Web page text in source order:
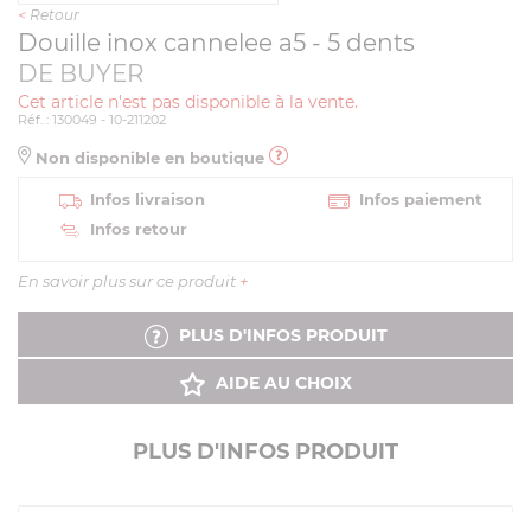
< Retour
Douille inox cannelee a5 - 5 dents
DE BUYER
Cet article n'est pas disponible à la vente.
Réf. : 130049 - 10-211202
Non disponible en boutique
Infos livraison
Infos paiement
Infos retour
En savoir plus sur ce produit +
PLUS D'INFOS PRODUIT
AIDE AU CHOIX
PLUS D'INFOS PRODUIT